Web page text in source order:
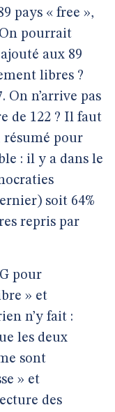
pays « free »,
pourrait
aux 89
libres ?
On n’arrive pas
de 122 ? Il faut
résumé pour
: il y a dans le
soit 64%
repris par
pour
» et
n’y fait :
les deux
sont
» et
des